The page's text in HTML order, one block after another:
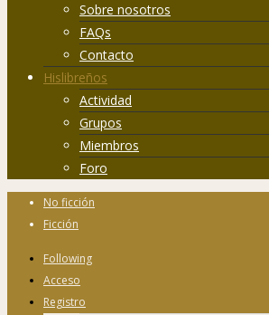
Sobre nosotros
FAQs
Contacto
Hislibreños
Actividad
Grupos
Miembros
Foro
No ficción
Ficción
Following
Acceso
Registro